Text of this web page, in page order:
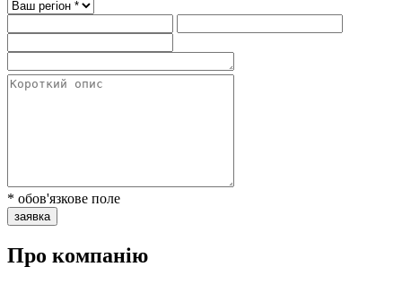
* обов'язкове поле
заявка
Про компанію